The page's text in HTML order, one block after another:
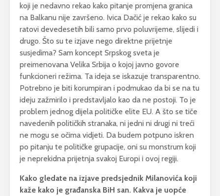
koji je nedavno rekao kako pitanje promjena granica
na Balkanu nije završeno. Ivica Dačić je rekao kako su
ratovi devedesetih bili samo prvo poluvrijeme, slijedi i
drugo. Što su te izjave nego direktne prijetnje
susjedima? Sam koncept Srpskog sveta je
preimenovana Velika Srbija o kojoj javno govore
funkcioneri režima. Ta ideja se iskazuje transparentno.
Potrebno je biti korumpiran i podmukao da bi se na tu
ideju zažmirilo i predstavljalo kao da ne postoji. To je
problem jednog dijela političke elite EU. A što se tiče
navedenih političkih stranaka, ni jedni ni drugi ni treći
ne mogu se očima vidjeti. Da budem potpuno iskren
po pitanju te političke grupacije, oni su monstrum koji
je neprekidna prijetnja svakoj Europi i ovoj regiji.
Kako gledate na izjave predsjednik Milanovića koji
kaže kako je građanska BiH san. Kakva je uopće